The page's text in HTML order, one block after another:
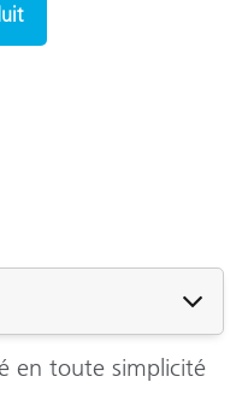
en toute simplicité